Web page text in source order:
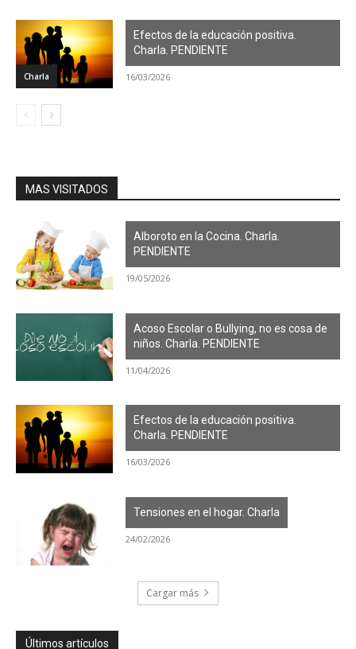
Charla
Efectos de la educación positiva.
Charla. PENDIENTE
16/03/2026
MAS VISITADOS
Alboroto en la Cocina. Charla.
PENDIENTE
19/05/2026
Acoso Escolar o Bullying, no es cosa de
niños. Charla. PENDIENTE
11/04/2026
Efectos de la educación positiva.
Charla. PENDIENTE
16/03/2026
Tensiones en el hogar. Charla
24/02/2026
Cargar más
Últimos artículos